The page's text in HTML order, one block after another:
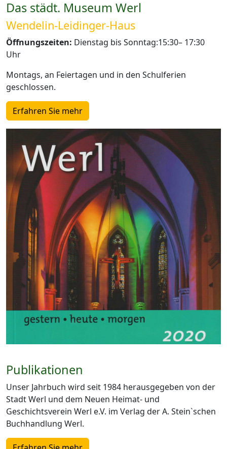
Das städt. Museum Werl
Wendelin-Leidinger-Haus
Öffnungszeiten: Dienstag bis Sonntag:15:30– 17:30
Uhr
Montags, an Feiertagen und in den Schulferien
geschlossen.
Erfahren Sie mehr
Publikationen
Unser Jahrbuch wird seit 1984 herausgegeben von der
Stadt Werl und dem Neuen Heimat- und
Geschichtsverein Werl e.V. im Verlag der A. Stein`schen
Buchhandlung Werl.